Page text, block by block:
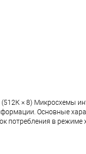
× 8) Микросхемы
Основные
потребления в